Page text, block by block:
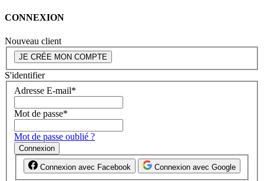
CONNEXION
Nouveau client
JE CRÉE MON COMPTE
S'identifier
Adresse E-mail*
Mot de passe*
Mot de passe oublié ?
Connexion
Connexion avec Facebook Connexion avec Google